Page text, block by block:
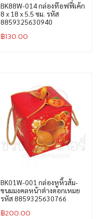
BK88W-014 กล่องท๊อฟฟี่เค้ก
8 x 18 x 5.5 ซม. รหัส
8859325630940
฿130.00
BK01W-001 กล่องหูหิ้วส้ม-
ขนมมงคลหน้าต่างดอกเหมย
รหัส 8859325630766
฿200.00